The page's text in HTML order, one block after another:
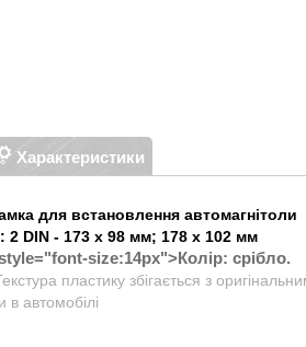
Характеристики
для встановлення автомагнітоли
2 DIN - 173 x 98 мм; 178 x 102 мм
size:14px">Колір: срібло.
пластику збігається з
в автомобілі